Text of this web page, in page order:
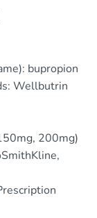
bupropion
Wellbutrin
200mg)